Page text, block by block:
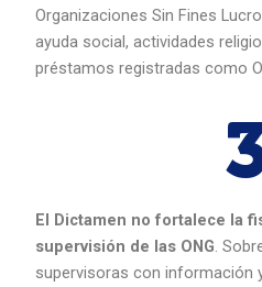
Organizaciones Sin Fines
ayuda social, actividades
préstamos registradas como
El Dictamen no fortalece la
supervisión de las ONG.
supervisoras con información